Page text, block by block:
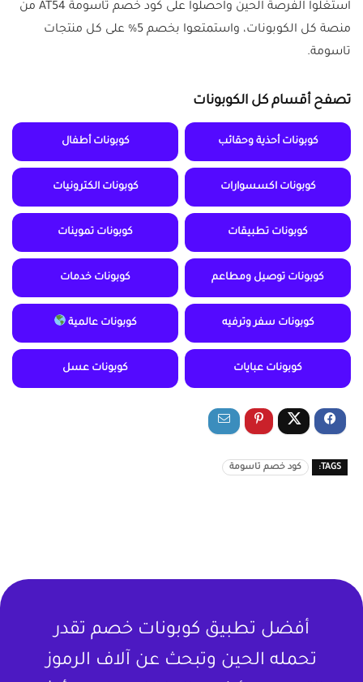
استغلوا الفرصة الحين واحصلوا على كود خصم تاسومة AT54 من
منصة كل الكوبونات، واستمتعوا بخصم 5% على كل منتجات
تاسومة.
تصفح أقسام كل الكوبونات
كوبونات أحذية وحقائب كوبونات أطفال
كوبونات اكسسوارات كوبونات الكترونيات
كوبونات تطبيقات كوبونات تموينات
كوبونات توصيل ومطاعم كوبونات خدمات
كوبونات سفر وترفيه كوبونات عالمية
كوبونات عبايات كوبونات عسل
TAGS: كود خصم تاسومة
أفضل تطبيق كوبونات خصم تقدر
تحمله الحين وتبحث عن آلاف الرموز